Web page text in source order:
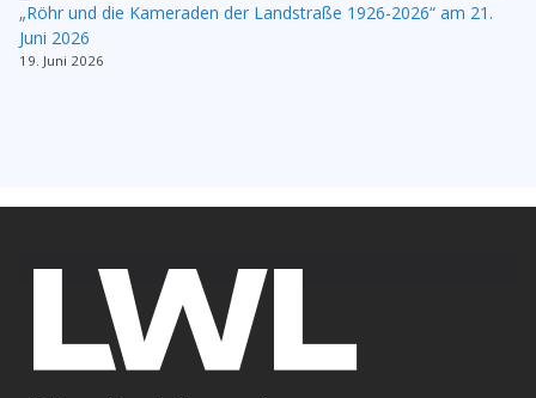
„Röhr und die Kameraden der Landstraße 1926-2026“ am 21.
Juni 2026
19. Juni 2026